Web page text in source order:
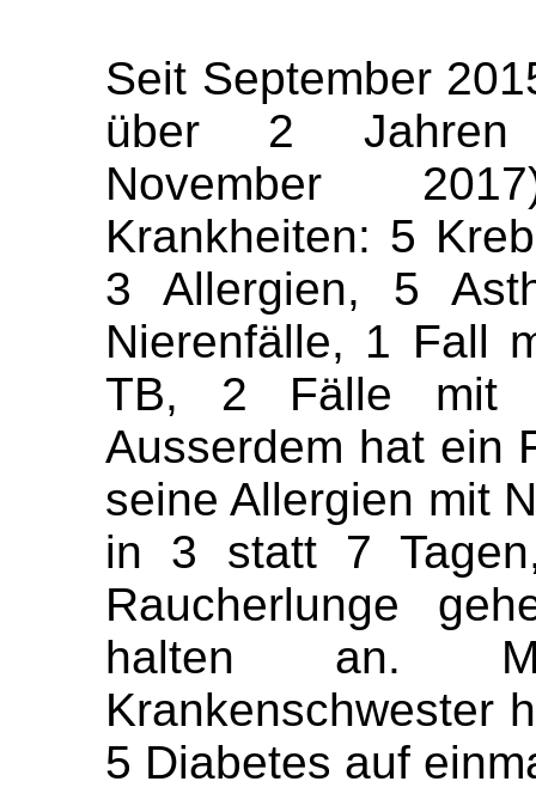
Seit September
über 2 Jahren
November
Krankheiten: 5
3 Allergien, 5
Nierenfälle, 1 Fall
TB, 2 Fälle mit
Ausserdem hat ein
seine Allergien mit
in 3 statt 7
Raucherlunge
halten an.
Krankenschwester
5 Diabetes auf